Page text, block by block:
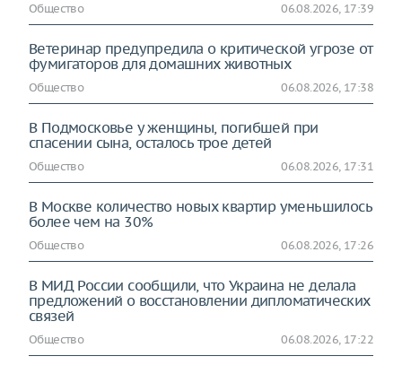
Общество 06.08.2026, 17:39
Ветеринар предупредила о критической угрозе от
фумигаторов для домашних животных
Общество 06.08.2026, 17:38
В Подмосковье у женщины, погибшей при
спасении сына, осталось трое детей
Общество 06.08.2026, 17:31
В Москве количество новых квартир уменьшилось
более чем на 30%
Общество 06.08.2026, 17:26
В МИД России сообщили, что Украина не делала
предложений о восстановлении дипломатических
связей
Общество 06.08.2026, 17:22